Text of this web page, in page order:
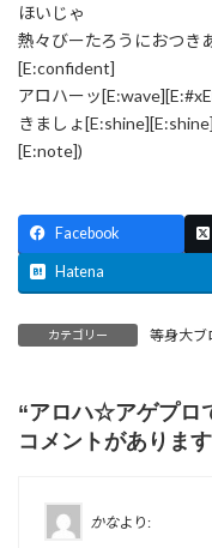
ほいじゃ
熱々びーたろうにおつき
[E:confident]
アロハーッ
きましょ
[E:note])
Facebook
Hatena
カテゴリー 等身大ブ
“アロハ☆アゲプロ
コメントがあります
かなより: